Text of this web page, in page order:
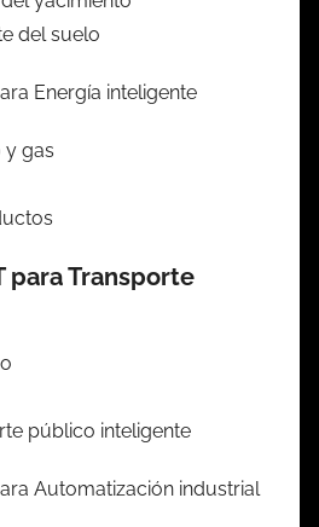
del suelo
Energía inteligente
gas
para Transporte
público inteligente
Automatización industrial